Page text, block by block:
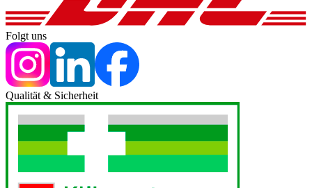
Folgt uns
Qualität & Sicherheit